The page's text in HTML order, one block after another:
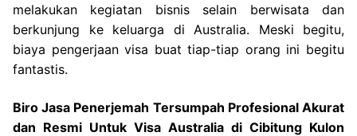
melakukan kegiatan bisnis selain berwisata dan
berkunjung ke keluarga di Australia. Meski begitu,
biaya pengerjaan visa buat tiap-tiap orang ini begitu
fantastis.
Biro Jasa Penerjemah Tersumpah Profesional Akurat
dan Resmi Untuk Visa Australia di Cibitung Kulon